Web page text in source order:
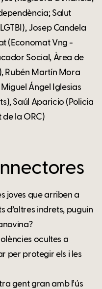
Salut
Josep Candela
(Economat Vng -
Social, Àrea de
Rubén Martín Mora
Ángel Iglesias
Saúl Aparicio (Policia
la ORC)
joves que arriben a
d’altres indrets, puguin
ocultes a
per protegir els i les
gent gran amb l’ús